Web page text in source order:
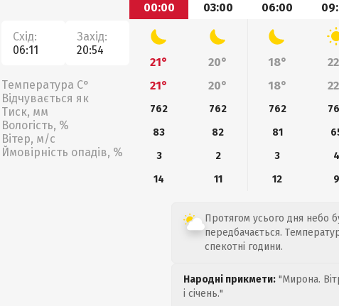
Схід:
06:11
Захід:
20:54
Температура С°
Відчувається як
Тиск, мм
Вологість, %
Вітер, м/с
Ймовірність опадів, %
00:00
03:00 06:00
21° 20° 18°
21°
20° 18°
762 762 762
83
82 81
3
2 3 4
14
11 12 9
Протягом усього дня небо
передбачається.
спекотні години.
Народні прикмети: "Мирона.
і січень."